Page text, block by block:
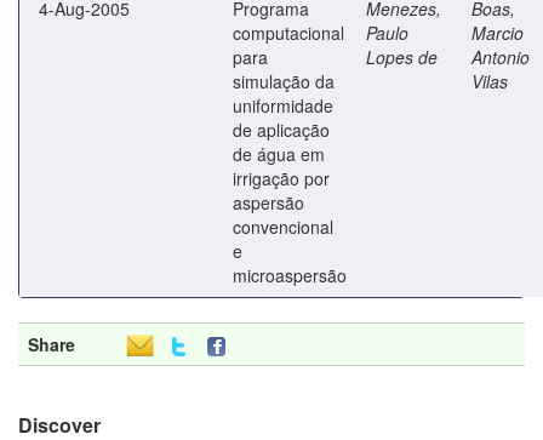
4-Aug-2005
Programa
computacional
para
simulação da
uniformidade
de aplicação
de água em
irrigação por
aspersão
convencional
e
microaspersão
Menezes,
Paulo
Lopes de
Boas,
Marcio
Antonio
Vilas
Share
Discover